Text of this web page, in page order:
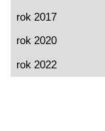
rok 2017
rok 2020
rok 2022